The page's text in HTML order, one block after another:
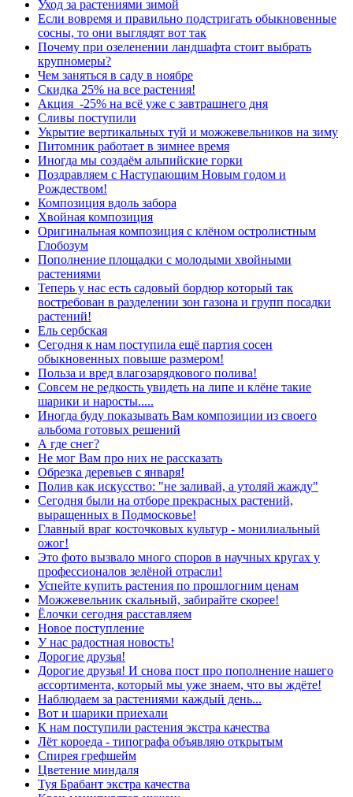
Уход за растениями зимой
Если вовремя и правильно подстригать обыкновенные
сосны, то они выглядят вот так
Почему при озеленении ландшафта стоит выбрать
крупномеры?
Чем заняться в саду в ноябре
Скидка 25% на все растения!
Акция -25% на всё уже с завтрашнего дня
Сливы поступили
Укрытие вертикальных туй и можжевельников на зиму
Питомник работает в зимнее время
Иногда мы создаём альпийские горки
Поздравляем с Наступающим Новым годом и
Рождеством!
Композиция вдоль забора
Хвойная композиция
Оригинальная композиция с клёном остролистным
Глобозум
Пополнение площадки с молодыми хвойными
растениями
Теперь у нас есть садовый бордюр который так
востребован в разделении зон газона и групп посадки
растений!
Ель сербская
Сегодня к нам поступила ещё партия сосен
обыкновенных повыше размером!
Польза и вред влагозарядкового полива!
Совсем не редкость увидеть на липе и клёне такие
шарики и наросты.....
Иногда буду показывать Вам композиции из своего
альбома готовых решений
А где снег?
Не мог Вам про них не рассказать
Обрезка деревьев с января!
Полив как искусство: "не заливай, а утоляй жажду"
Сегодня были на отборе прекрасных растений,
выращенных в Подмосковье!
Главный враг косточковых культур - монилиальный
ожог!
Это фото вызвало много споров в научных кругах у
профессионалов зелёной отрасли!
Успейте купить растения по прошлогним ценам
Можжевельник скальный, забирайте скорее!
Ёлочки сегодня расставляем
Новое поступление
У нас радостная новость!
Дорогие друзья!
Дорогие друзья! И снова пост про пополнение нашего
ассортимента, который мы уже знаем, что вы ждёте!
Наблюдаем за растениями каждый день...
Вот и шарики приехали
К нам поступили растения экстра качества
Лёт короеда - типографа объявляю открытым
Спирея грефшейм
Цветение миндаля
Туя Брабант экстра качества